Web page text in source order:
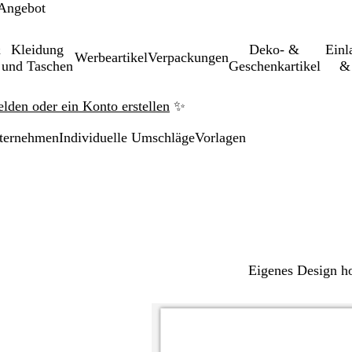
Kleidung
und Taschen
WerbeartikelVerpackungen
Deko- &
Geschenkartikel
&
oder ein Konto erstellen ✨
Individuelle UmschlägeVorlagen
Eigenes Design